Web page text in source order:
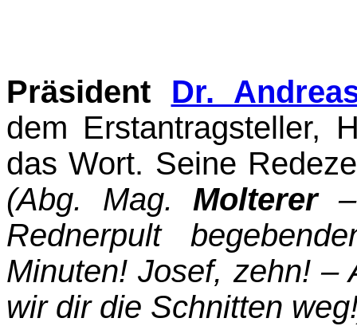
Präsident Dr.
dem Erstantragsteller,
das Wort. Seine
(Abg. Mag. Molterer–
Rednerpult
Minuten! Josef, zehn! –
wir dir die Schnitten